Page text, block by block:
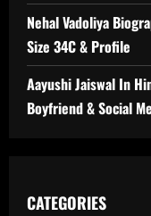
Nehal Vadoliya
Size 34C & Profile
Aayushi Jaiswal In
Boyfriend & Social
CATEGORIES